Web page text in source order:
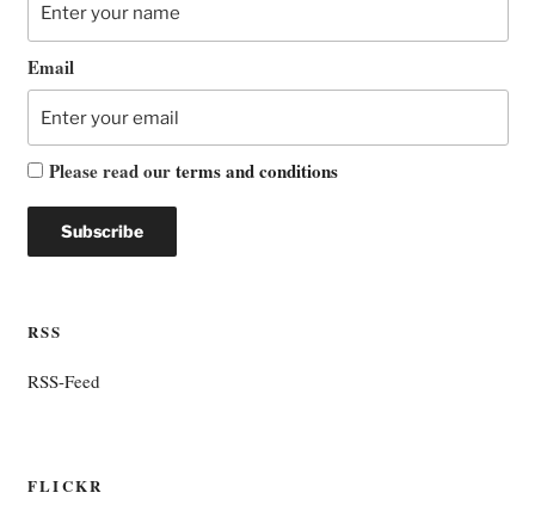
Email
Please read ourterms and conditions
RSS
RSS-Feed
FLICKR